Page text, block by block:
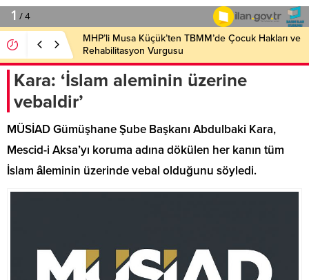
MHP’li Musa Küçük’ten TBMM’de Çocuk Hakları ve
Rehabilitasyon Vurgusu
Kara: ‘İslam aleminin üzerine
vebaldir’
MÜSİAD Gümüşhane Şube Başkanı Abdulbaki Kara,
Mescid-i Aksa’yı koruma adına dökülen her kanın tüm
İslam âleminin üzerinde vebal olduğunu söyledi.